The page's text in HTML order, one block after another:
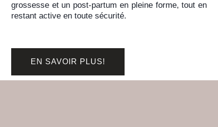
grossesse et un post-partum en pleine forme, tout en
restant active en toute sécurité.
EN SAVOIR PLUS!